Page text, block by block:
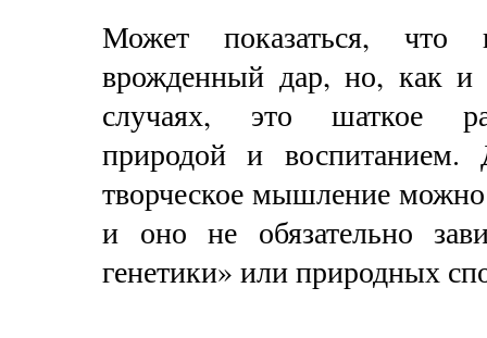
Может показаться, что
врожденный дар, но, как и
случаях, это шаткое
природой и воспитанием.
творческое мышление
и оно не обязательно
генетики» или природных